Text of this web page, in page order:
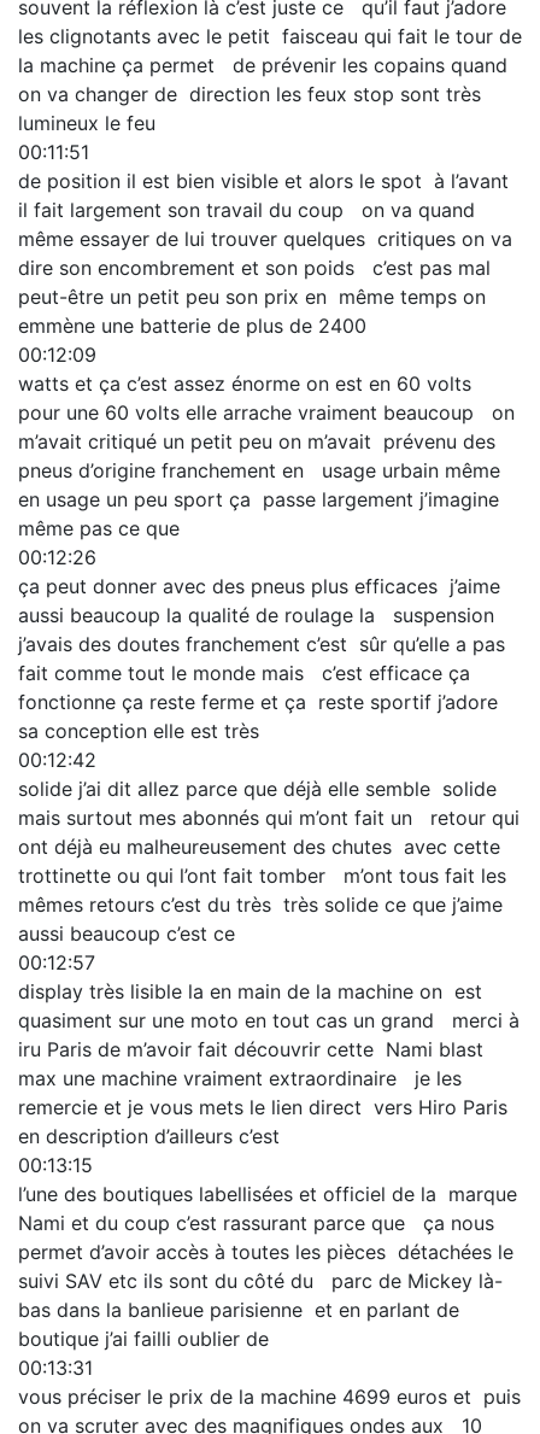
souvent la réflexion là c’est juste ce qu’il faut j’adore
les clignotants avec le petit faisceau qui fait le tour de
la machine ça permet de prévenir les copains quand
on va changer de direction les feux stop sont très
lumineux le feu
00:11:51
de position il est bien visible et alors le spot à l’avant
il fait largement son travail du coup on va quand
même essayer de lui trouver quelques critiques on va
dire son encombrement et son poids c’est pas mal
peut-être un petit peu son prix en même temps on
emmène une batterie de plus de 2400
00:12:09
watts et ça c’est assez énorme on est en 60 volts
pour une 60 volts elle arrache vraiment beaucoup on
m’avait critiqué un petit peu on m’avait prévenu des
pneus d’origine franchement en usage urbain même
en usage un peu sport ça passe largement j’imagine
même pas ce que
00:12:26
ça peut donner avec des pneus plus efficaces j’aime
aussi beaucoup la qualité de roulage la suspension
j’avais des doutes franchement c’est sûr qu’elle a pas
fait comme tout le monde mais c’est efficace ça
fonctionne ça reste ferme et ça reste sportif j’adore
sa conception elle est très
00:12:42
solide j’ai dit allez parce que déjà elle semble solide
mais surtout mes abonnés qui m’ont fait un retour qui
ont déjà eu malheureusement des chutes avec cette
trottinette ou qui l’ont fait tomber m’ont tous fait les
mêmes retours c’est du très très solide ce que j’aime
aussi beaucoup c’est ce
00:12:57
display très lisible la en main de la machine on est
quasiment sur une moto en tout cas un grand merci à
iru Paris de m’avoir fait découvrir cette Nami blast
max une machine vraiment extraordinaire je les
remercie et je vous mets le lien direct vers Hiro Paris
en description d’ailleurs c’est
00:13:15
l’une des boutiques labellisées et officiel de la marque
Nami et du coup c’est rassurant parce que ça nous
permet d’avoir accès à toutes les pièces détachées le
suivi SAV etc ils sont du côté du parc de Mickey là-
bas dans la banlieue parisienne et en parlant de
boutique j’ai failli oublier de
00:13:31
vous préciser le prix de la machine 4699 euros et puis
on va scruter avec des magnifiques ondes aux 10